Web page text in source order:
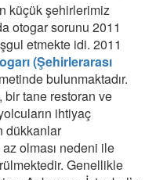
küçük şehirlerimiz
otogar sorunu 2011
etmekte idi. 2011
(Şehirlerarası
bulunmaktadır.
tane restoran ve
ihtiyaç
dükkanlar
olması nedeni ile
Genellikle